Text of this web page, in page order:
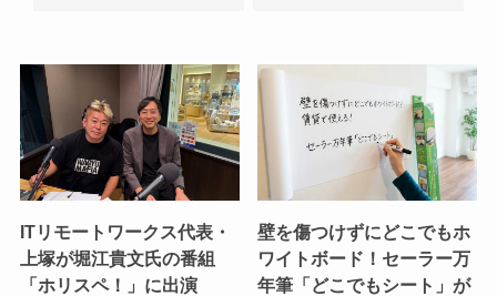
ITリモートワークス代表・
上塚が堀江貴文氏の番組
「ホリスペ！」に出演
壁を傷つけずにどこでもホ
ワイトボード！セーラー万
年筆「どこでもシート」が